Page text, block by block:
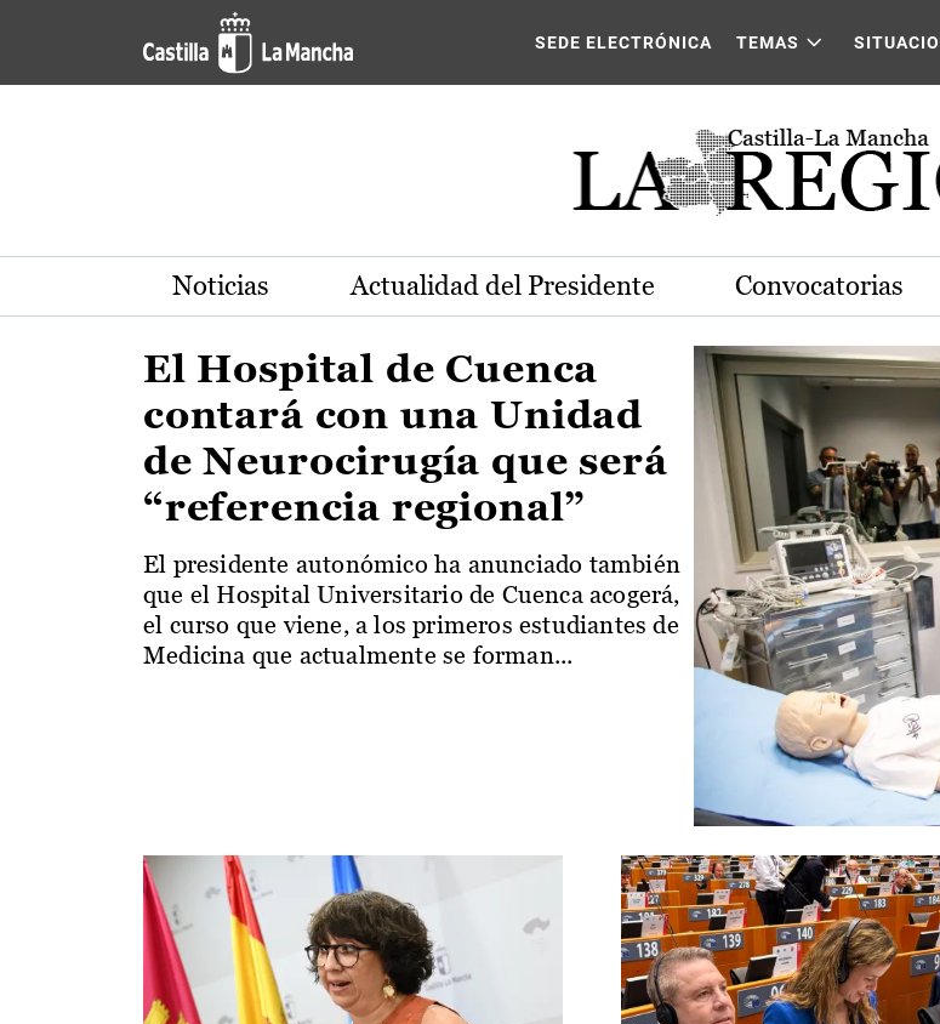
Pasar al contenido principal
Actualidad de la región de Castilla-La Mancha
SEDE ELECTRÓNICA TEMAS
Noticias Actualidad del Presidente Convocatorias
El Hospital de Cuenca
contará con una Unidad
de Neurocirugía que será
“referencia regional”
El presidente autonómico ha anunciado también
que el Hospital Universitario de Cuenca acogerá,
el curso que viene, a los primeros estudiantes de
Medicina que actualmente se forman...